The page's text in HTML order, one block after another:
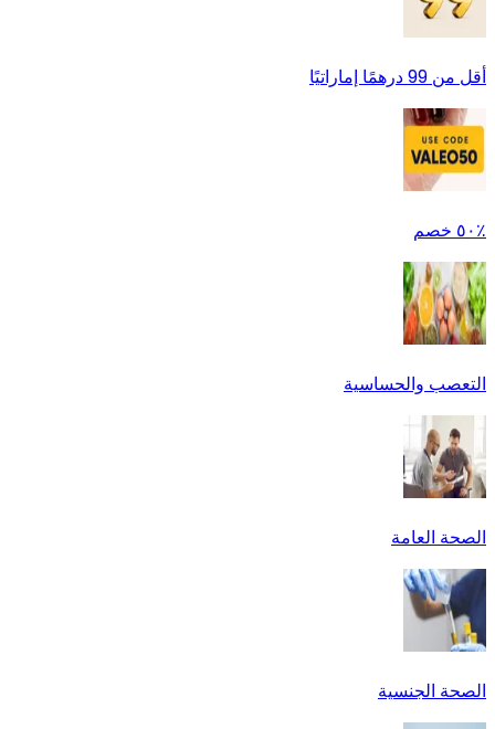
أقل من 99 درهمًا إماراتيًا
٪٥٠ خصم
التعصب والحساسية
الصحة العامة
الصحة الجنسية